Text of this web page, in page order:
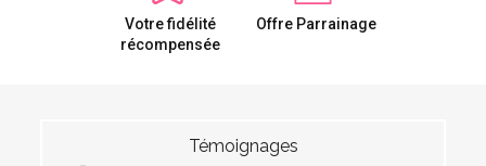
Votre fidélité
récompensée
Offre Parrainage
Témoignages